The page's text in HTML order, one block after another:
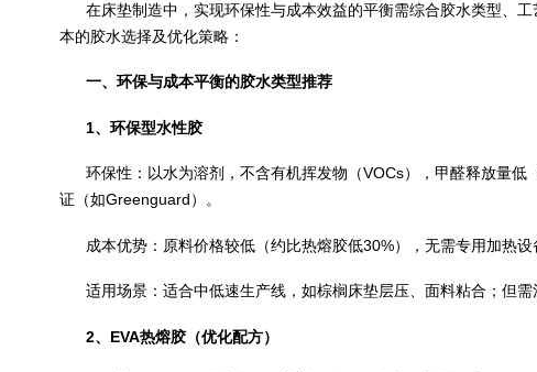
在床垫制造中，实现环保性与成本效益的平衡需综合胶水类型、工
本的胶水选择及优化策略：
一、环保与成本平衡的胶水类型推荐
1、环保型水性胶
环保性：以水为溶剂，不含有机挥发物（VOCs），甲醛释放量低
证（如Greenguard）。
成本优势：原料价格较低（约比热熔胶低30%），无需专用加热设
适用场景：适合中低速生产线，如棕榈床垫层压、面料粘合；但需
2、EVA热熔胶（优化配方）